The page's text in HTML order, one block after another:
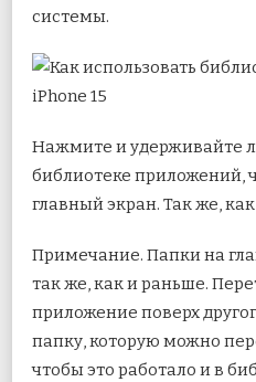
системы.
Нажмите и удерживайте
библиотеке приложений,
главный экран. Так же,
Примечание. Папки на
так же, как и раньше.
приложение поверх
папку, которую можно
чтобы это работало и в